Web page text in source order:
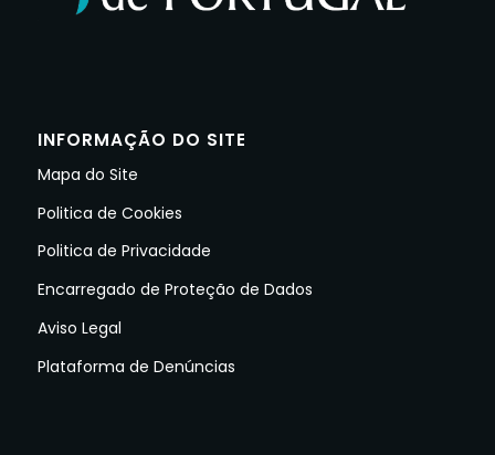
INFORMAÇÃO DO SITE
Mapa do Site
Politica de Cookies
Politica de Privacidade
Encarregado de Proteção de Dados
Aviso Legal
Plataforma de Denúncias